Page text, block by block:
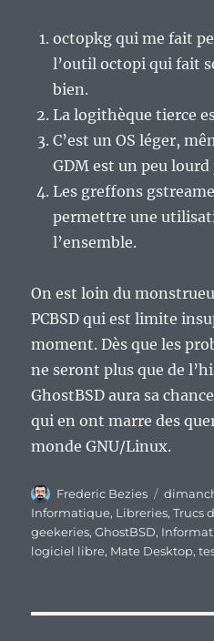
octopkg qui me fait
l’outil octopi qui fait
bien.
La logithèque tierce
C’est un OS léger,
GDM est un peu
Les greffons
permettre une
l’ensemble.
On est loin du
PCBSD qui est limite
moment. Dès que les
ne seront plus que de
GhostBSD aura sa
qui en ont marre des
monde GNU/Linux.
Auteur
Frederic Bezies
Publié
le
Informatique, Libreries,Trucs
geekeries,GhostBSD,
logiciel libre, Mate Desktop,